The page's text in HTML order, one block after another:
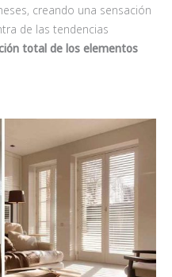
creando una sensación
de las tendencias
total de los elementos